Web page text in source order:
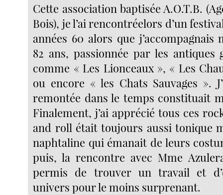
Cette association baptisée A.O.T.B.
Bois), je l’ai rencontréelors d’un
années 60 alors que j’accompagnais
82 ans, passionnée par les antiques
comme « Les Lionceaux », « Les
ou encore « les Chats Sauvages ».
remontée dans le temps constituait
Finalement, j’ai apprécié tous ces
and roll était toujours aussi tonique
naphtaline qui émanait de leurs
puis, la rencontre avec Mme
permis de trouver un travail et
univers pour le moins surprenant.